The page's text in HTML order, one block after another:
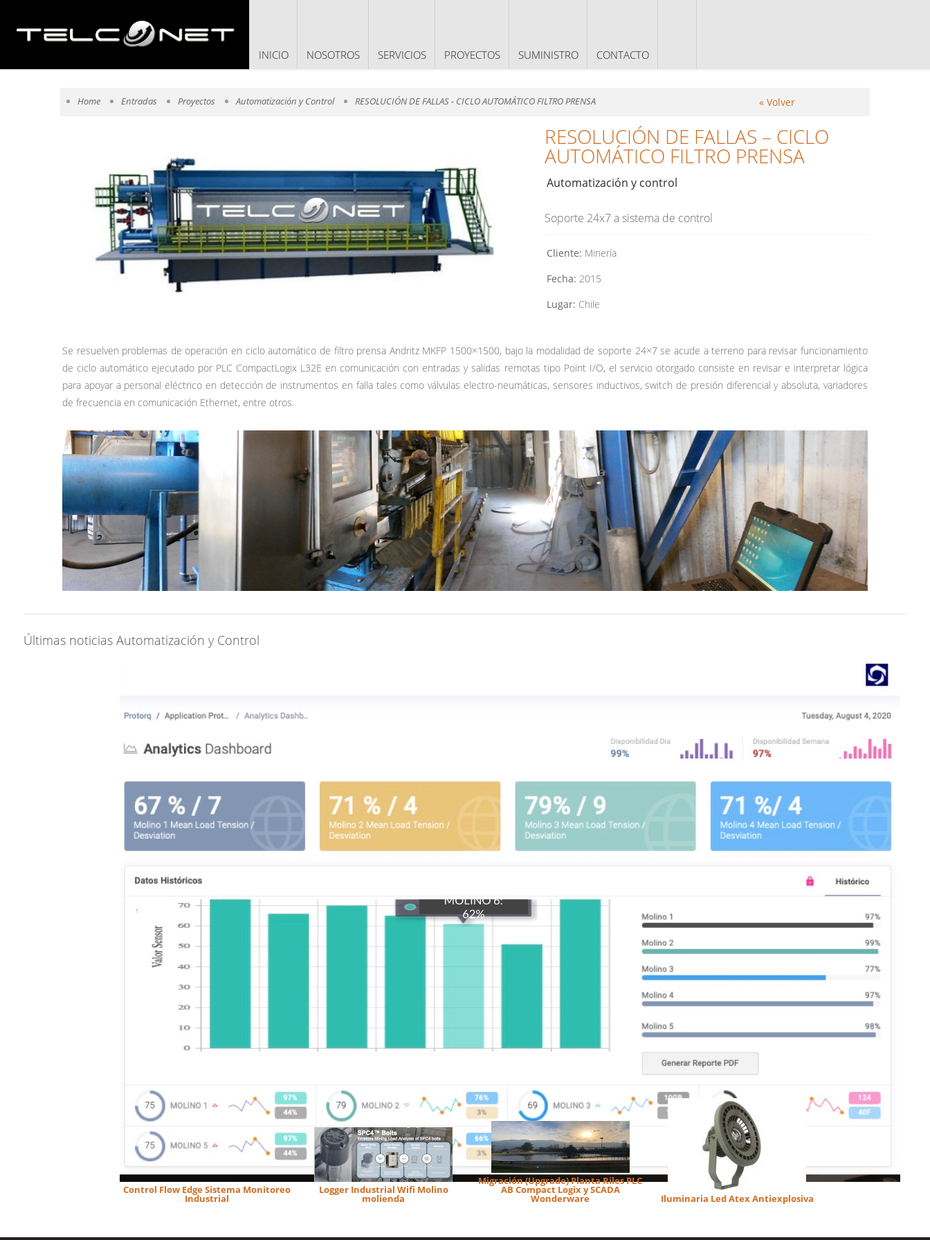
INICIO NOSOTROS SERVICIOS PROYECTOS SUMINISTRO CONTACTO
« Volver
Home Entradas Proyectos Automatización y Control RESOLUCIÓN DE FALLAS - CICLO AUTOMÁTICO FILTRO PRENSA
RESOLUCIÓN DE FALLAS – CICLO
AUTOMÁTICO FILTRO PRENSA
Automatización y control
Soporte 24x7 a sistema de control
Cliente: Minería
Fecha: 2015
Lugar: Chile
Se resuelven problemas de operación en ciclo automático de filtro prensa Andritz MKFP 1500×1500, bajo la modalidad de soporte 24×7 se acude a terreno para revisar funcionamiento
de ciclo automático ejecutado por PLC CompactLogix L32E en comunicación con entradas y salidas remotas tipo Point I/O, el servicio otorgado consiste en revisar e interpretar lógica
para apoyar a personal eléctrico en detección de instrumentos en falla tales como válvulas electro-neumáticas, sensores inductivos, switch de presión diferencial y absoluta, variadores
de frecuencia en comunicación Ethernet, entre otros.
Últimas noticias Automatización y Control
Control Flow Edge Sistema Monitoreo
Industrial
Logger Industrial Wifi Molino
molienda
Migración (Upgrade) Planta Riles PLC
AB Compact Logix y SCADA
Wonderware Iluminaria Led Atex Antiexplosiva